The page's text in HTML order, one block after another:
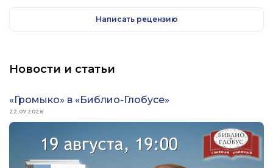
Написать рецензию
Новости и статьи
«Громыко» в «Библио-Глобусе»
22.07.2026